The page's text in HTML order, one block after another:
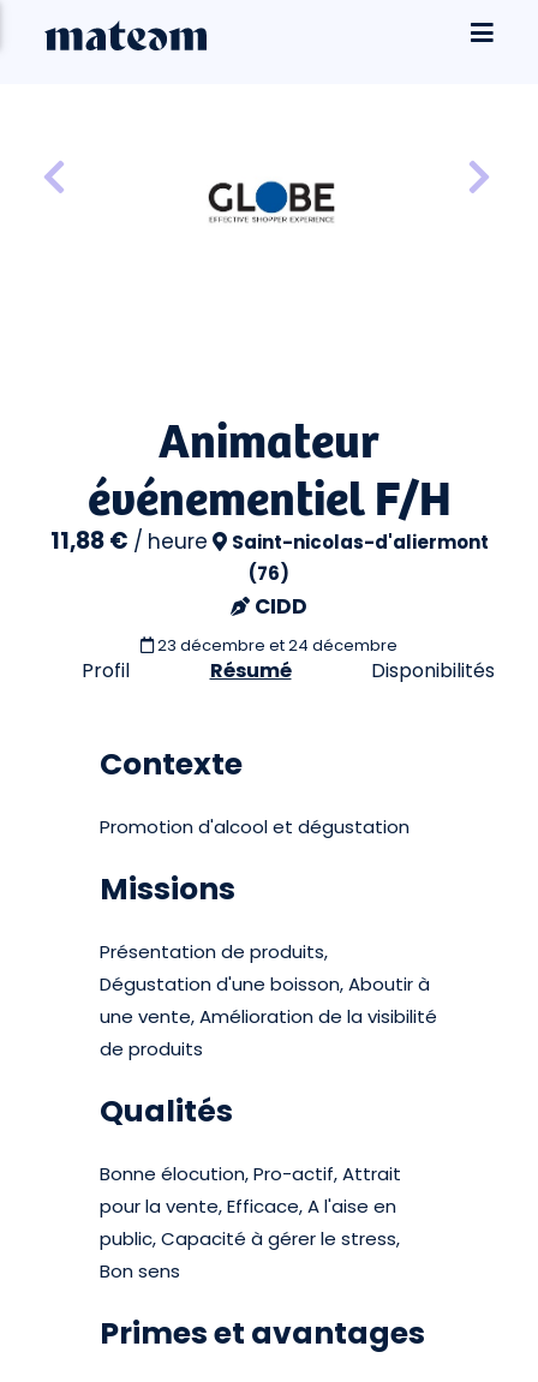
Animateur
événementiel F/H
11,88 € / heure
Saint-nicolas-d'aliermont
(76)
CIDD
23 décembre et 24 décembre
Profil Résumé Disponibilités
Contexte
Promotion d'alcool et dégustation
Missions
Présentation de produits,
Dégustation d'une boisson, Aboutir à
une vente, Amélioration de la visibilité
de produits
Qualités
Bonne élocution, Pro-actif, Attrait
pour la vente, Efficace, A l'aise en
public, Capacité à gérer le stress,
Bon sens
Primes et avantages